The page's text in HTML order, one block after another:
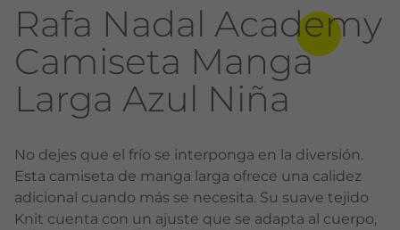
Rafa Nadal Academy
Camiseta Manga
Larga Azul Niña
No dejes que el frío se interponga en la diversión.
Esta camiseta de manga larga ofrece una calidez
adicional cuando más se necesita. Su suave tejido
Knit cuenta con un ajuste que se adapta al cuerpo,